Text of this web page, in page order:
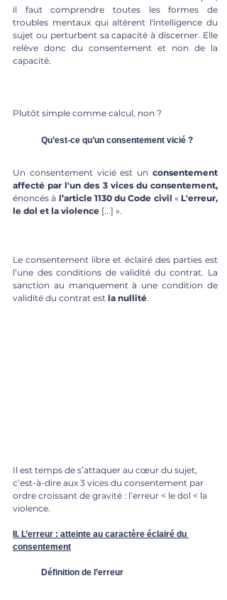
il faut comprendre toutes les formes de
troubles mentaux qui altèrent l'intelligence du
sujet ou perturbent sa capacité à discerner. Elle
relève donc du consentement et non de la
capacité.
Plutôt simple comme calcul, non ?
	Qu’est-ce qu’un consentement vicié ?
Un consentement vicié est un consentement
affecté par l'un des 3 vices du consentement,
énoncés à l’article 1130 du Code civil « L'erreur,
le dol et la violence [...] ».
Le consentement libre et éclairé des parties est
l’une des conditions de validité du contrat. La
sanction au manquement à une condition de
validité du contrat est la nullité.
Il est temps de s’attaquer au cœur du sujet,
c’est-à-dire aux 3 vices du consentement par
ordre croissant de gravité : l’erreur < le dol < la
violence.
II. L’erreur : atteinte au caractère éclairé du
consentement
	Définition de l’erreur